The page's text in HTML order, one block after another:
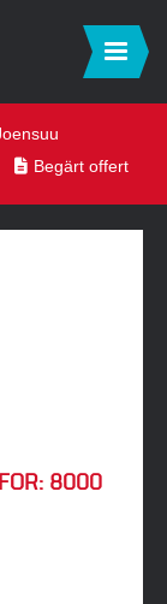
Begärt offert
8000